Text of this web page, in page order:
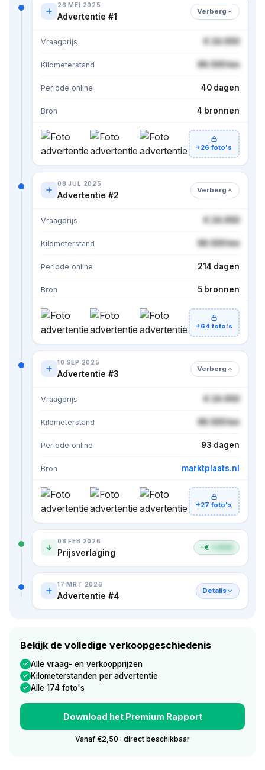
26 MEI 2025
Advertentie #1 Verberg
Vraagprijs € 24.950
Kilometerstand 86.500 km
Periode online 40 dagen
Bron 4 bronnen
+26 foto's
08 JUL 2025
Advertentie #2 Verberg
Vraagprijs € 24.950
Kilometerstand 86.500 km
Periode online 214 dagen
Bron 5 bronnen
+64 foto's
10 SEP 2025
Advertentie #3 Verberg
Vraagprijs € 24.950
Kilometerstand 86.500 km
Periode online 93 dagen
Bron marktplaats.nl
+27 foto's
08 FEB 2026
Prijsverlaging −€
17 MRT 2026
Advertentie #4 Details
Bekijk de volledige verkoopgeschiedenis
Alle vraag- en verkoopprijzen
Kilometerstanden per advertentie
Alle 174 foto's
Download het Premium Rapport
Vanaf €2,50 · direct beschikbaar